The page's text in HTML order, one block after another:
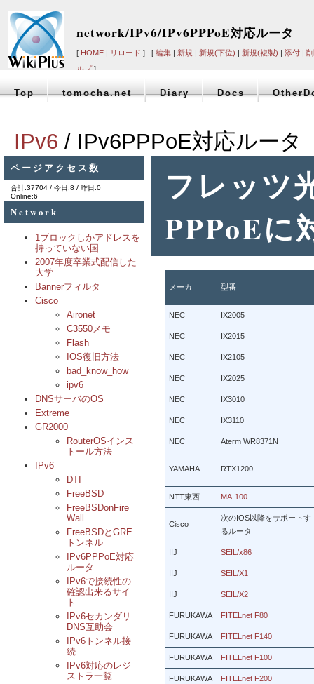
network/IPv6/IPv6PPPoE対応ルータ
[ HOME | リロード ] [ 編集 | 新規 | 新規(下位) | 新規(複製) | 添付 |
ルプ]
Top tomocha.net Diary Docs
IPv6 / IPv6PPPoE対応ルータ
ページアクセス数
合計:37704 / 今日:8 / 昨日:0
Online:6
Network
1ブロックしかアドレスを
持っていない国
2007年度卒業式配信した
大学
Bannerフィルタ
Cisco
Aironet
C3550メモ
Flash
IOS復旧方法
bad_know_how
ipv6
DNSサーバのOS
Extreme
GR2000
RouterOSインス
トール方法
IPv6
DTI
FreeBSD
FreeBSDonFire
Wall
FreeBSDとGRE
トンネル
IPv6PPPoE対応
ルータ
IPv6で接続性の
確認出来るサイ
ト
IPv6セカンダリ
DNS互助会
IPv6トンネル接
続
IPv6対応のレジ
ストラ一覧
フレッツ
PPPoEに
メーカ 型番
NEC IX2005
NEC IX2015
NEC IX2105
NEC IX2025
NEC IX3010
NEC IX3110
NEC Aterm WR8371N
YAMAHA RTX1200
NTT東西 MA-100
Cisco
次のIOS以降をサポートす
るルータ
IIJ SEIL/x86
IIJ SEIL/X1
IIJ SEIL/X2
FURUKAWA FITELnet F80
FURUKAWA FITELnet F140
FURUKAWA FITELnet F100
FURUKAWA FITELnet F200